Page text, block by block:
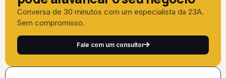
Conversa de 30 minutos com um especialista da 23A.
Sem compromisso.
Fale com um consultor